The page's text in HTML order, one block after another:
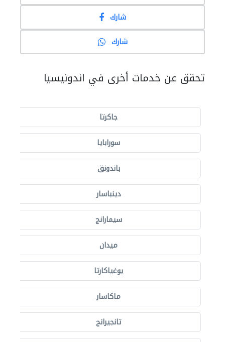
شارك
شارك
تحقق عن خدمات أخرى في اندونيسيا
جاكرتا
سورابايا
باندونق
دينباسار
سيمارانج
ميدان
يوغياكارتا
ماكاسار
تانجيرانج